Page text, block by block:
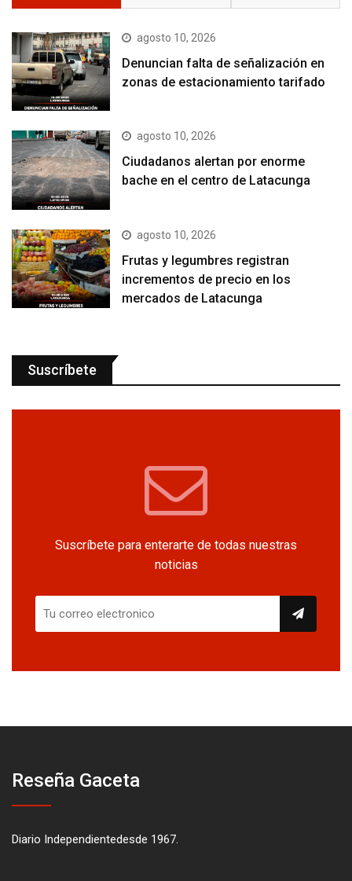
agosto 10, 2026
Denuncian falta de señalización en
zonas de estacionamiento tarifado
agosto 10, 2026
Ciudadanos alertan por enorme
bache en el centro de Latacunga
agosto 10, 2026
Frutas y legumbres registran
incrementos de precio en los
mercados de Latacunga
Suscríbete
Suscríbete para enterarte de todas nuestras
noticias
Reseña Gaceta
Diario Independientedesde 1967.